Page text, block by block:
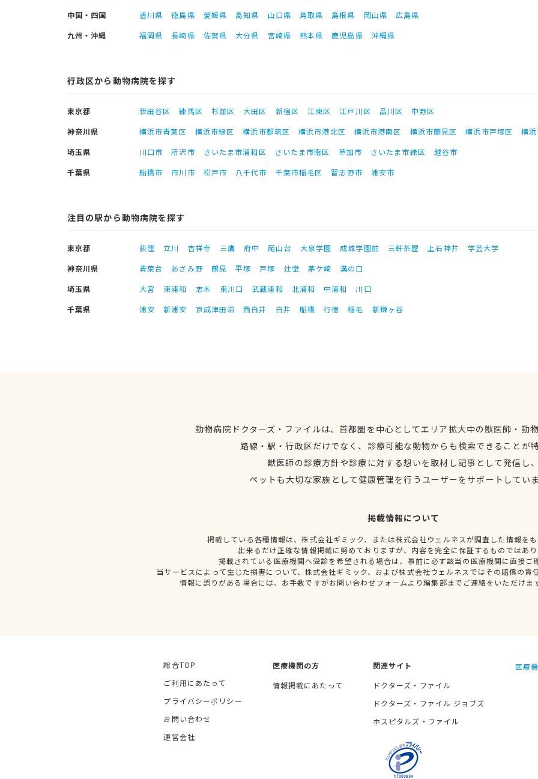
中国・四国
香川県 徳島県 愛媛県 高知県 山口県 鳥取県 島根県 岡山県
広島県
九州・沖縄
福岡県 長崎県 佐賀県 大分県 宮崎県 熊本県 鹿児島県 沖縄県
行政区から動物病院を探す
東京都 世田谷区 練馬区 杉並区 大田区 新宿区 江東区 江戸川区 品川区
中野区
神奈川県
横浜市青葉区 横浜市緑区 横浜市都筑区 横浜市港北区 横浜市港南区 横浜市鶴見区 横浜市戸塚区
横
埼玉県
川口市 所沢市 さいたま市浦和区 さいたま市南区 草加市 さいたま市緑区
越谷市
千葉県
船橋市 市川市 松戸市 八千代市 千葉市稲毛区 習志野市 浦安市
注目の駅から動物病院を探す
東京都 荻窪 立川 吉祥寺 三鷹 府中 尾山台 大泉学園 成城学園前 三軒茶屋 上石神井
学芸大学
神奈川県
青葉台 あざみ野 鶴見 平塚 戸塚 辻堂 茅ケ崎
溝の口
埼玉県
大宮 東浦和 志木 東川口 武蔵浦和 北浦和 中浦和
川口
千葉県
浦安 新浦安 京成津田沼 西白井 白井 船橋 行徳 稲毛 新鎌ヶ谷
動物病院ドクターズ・ファイルは、首都圏を中心としてエリア拡大中の獣医師・動
路線・駅・行政区だけでなく、診療可能な動物からも検索できることが
獣医師の診療方針や診療に対する想いを取材し記事として発信し
ペットも大切な家族として健康管理を行うユーザーをサポートしてい
掲載情報について
掲載している各種情報は、株式会社ギミック、または株式会社ウェルネスが調査した情報を
出来るだけ正確な情報掲載に努めておりますが、内容を完全に保証するものではあ
掲載されている医療機関へ受診を希望される場合は、事前に必ず該当の医療機関に直接ご
当サービスによって生じた損害について、株式会社ギミック、および株式会社ウェルネスではその賠償の責
情報に誤りがある場合には、お手数ですがお問い合わせフォームより編集部までご連絡をいただけま
総合TOP
ご利用にあたって
プライバシーポリシー
お問い合わせ
運営会社
医療機関の方
情報掲載にあたって
関連サイト
ドクターズ・ファイル
ドクターズ・ファイル ジョブズ
ホスピタルズ・ファイル
医療